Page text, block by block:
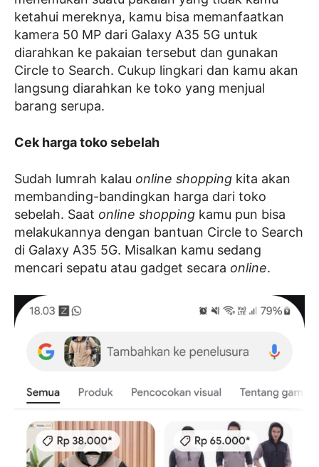
ketahui mereknya, kamu bisa memanfaatkan
kamera 50 MP dari Galaxy A35 5G untuk
diarahkan ke pakaian tersebut dan gunakan
Circle to Search. Cukup lingkari dan kamu akan
langsung diarahkan ke toko yang menjual
barang serupa.
Cek harga toko sebelah
Sudah lumrah kalau online shopping kita akan
membanding-bandingkan harga dari toko
sebelah. Saat online shopping kamu pun bisa
melakukannya dengan bantuan Circle to Search
di Galaxy A35 5G. Misalkan kamu sedang
mencari sepatu atau gadget secara online.